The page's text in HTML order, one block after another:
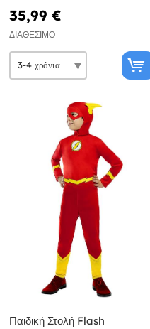
35,99 €
ΔΙΑΘΈΣΙΜΟ
Παιδική Στολή Flash